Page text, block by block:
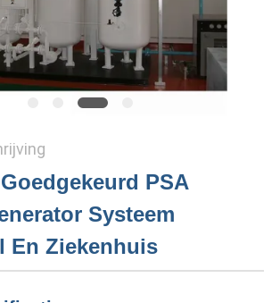
PSA
Systeem
En Ziekenhuis